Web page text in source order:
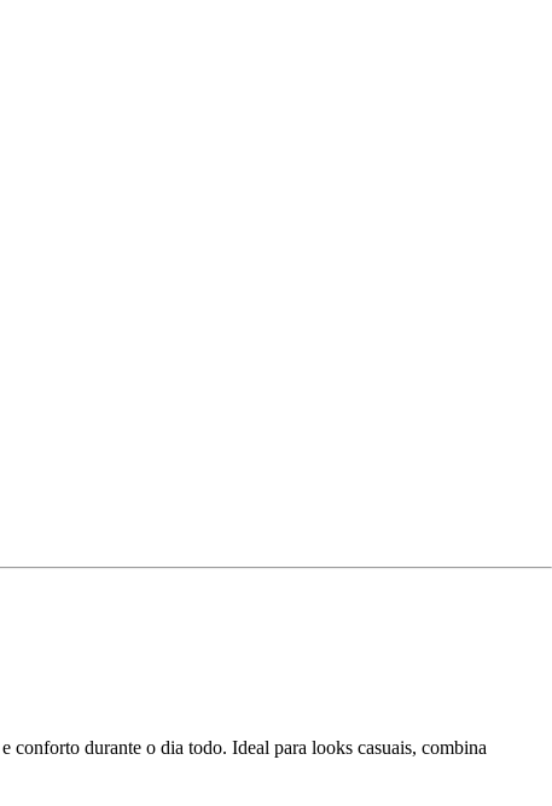
conforto durante o dia todo. Ideal para looks casuais, combina